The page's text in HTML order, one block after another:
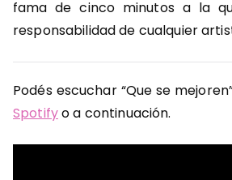
fama de cinco minutos a la
responsabilidad de cualquier
Podés escuchar “Que se
Spotifyo a continuación.